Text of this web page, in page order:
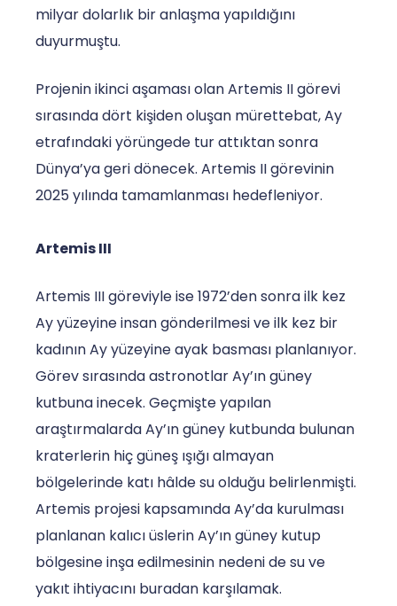
milyar dolarlık bir anlaşma yapıldığını
duyurmuştu.
Projenin ikinci aşaması olan Artemis II görevi
sırasında dört kişiden oluşan mürettebat, Ay
etrafındaki yörüngede tur attıktan sonra
Dünya’ya geri dönecek. Artemis II görevinin
2025 yılında tamamlanması hedefleniyor.
Artemis III
Artemis III göreviyle ise 1972’den sonra ilk kez
Ay yüzeyine insan gönderilmesi ve ilk kez bir
kadının Ay yüzeyine ayak basması planlanıyor.
Görev sırasında astronotlar Ay’ın güney
kutbuna inecek. Geçmişte yapılan
araştırmalarda Ay’ın güney kutbunda bulunan
kraterlerin hiç güneş ışığı almayan
bölgelerinde katı hâlde su olduğu belirlenmişti.
Artemis projesi kapsamında Ay’da kurulması
planlanan kalıcı üslerin Ay’ın güney kutup
bölgesine inşa edilmesinin nedeni de su ve
yakıt ihtiyacını buradan karşılamak.